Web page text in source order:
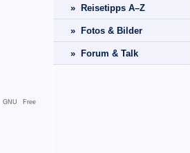
GNU Free
» Reisetipps A–Z
» Fotos & Bilder
» Forum & Talk